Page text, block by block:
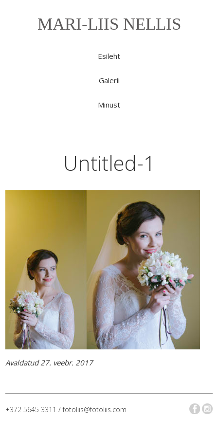
MARI-LIIS NELLIS
Esileht
Galerii
Minust
Untitled-1
Avaldatud 27. veebr. 2017
+372 5645 3311 / fotoliis@fotoliis.com